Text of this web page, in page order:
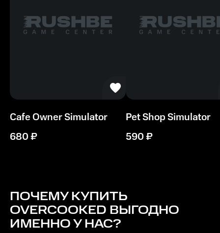
Cafe Owner Simulator
680₽
Pet Shop Simulator
590₽
ПОЧЕМУ КУПИТЬ
OVERCOOKED ВЫГОДНО
ИМЕННО У НАС?